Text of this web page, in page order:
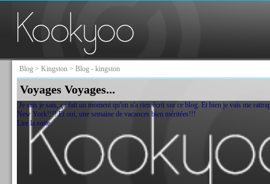
Blog> Kingston> Blog - kingston
Voyages Voyages...
Je sais je sais, ça fait un moment qu'on n'a rien écrit sur ce blog. Et bien je vais me
New York!!!! Et oui, une semaine de vacances bien méritées!!!
Lire la suite